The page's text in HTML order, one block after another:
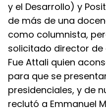
y el Desarrollo) y
de más de una
como columnista,
solicitado director de
Fue Attali quien
para que se
presidenciales, y de
reclutó a Emmanuel